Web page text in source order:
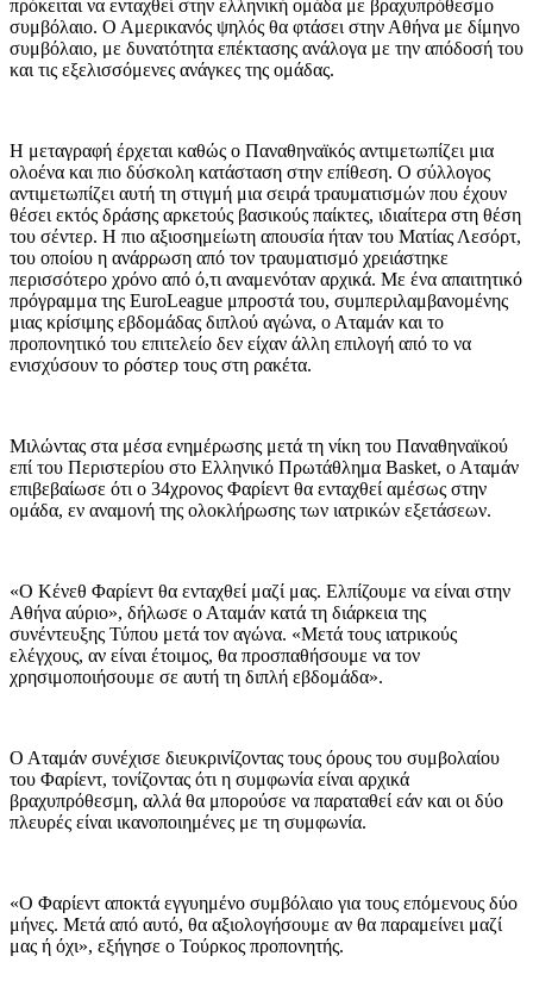
πρόκειται να ενταχθεί στην ελληνική ομάδα με βραχυπρόθεσμο
συμβόλαιο. Ο Αμερικανός ψηλός θα φτάσει στην Αθήνα με δίμηνο
συμβόλαιο, με δυνατότητα επέκτασης ανάλογα με την απόδοσή του
και τις εξελισσόμενες ανάγκες της ομάδας.
Η μεταγραφή έρχεται καθώς ο Παναθηναϊκός αντιμετωπίζει μια
ολοένα και πιο δύσκολη κατάσταση στην επίθεση. Ο σύλλογος
αντιμετωπίζει αυτή τη στιγμή μια σειρά τραυματισμών που έχουν
θέσει εκτός δράσης αρκετούς βασικούς παίκτες, ιδιαίτερα στη θέση
του σέντερ. Η πιο αξιοσημείωτη απουσία ήταν του Ματίας Λεσόρτ,
του οποίου η ανάρρωση από τον τραυματισμό χρειάστηκε
περισσότερο χρόνο από ό,τι αναμενόταν αρχικά. Με ένα απαιτητικό
πρόγραμμα της EuroLeague μπροστά του, συμπεριλαμβανομένης
μιας κρίσιμης εβδομάδας διπλού αγώνα, ο Αταμάν και το
προπονητικό του επιτελείο δεν είχαν άλλη επιλογή από το να
ενισχύσουν το ρόστερ τους στη ρακέτα.
Μιλώντας στα μέσα ενημέρωσης μετά τη νίκη του Παναθηναϊκού
επί του Περιστερίου στο Ελληνικό Πρωτάθλημα Basket, ο Αταμάν
επιβεβαίωσε ότι ο 34χρονος Φαρίεντ θα ενταχθεί αμέσως στην
ομάδα, εν αναμονή της ολοκλήρωσης των ιατρικών εξετάσεων.
«Ο Κένεθ Φαρίεντ θα ενταχθεί μαζί μας. Ελπίζουμε να είναι στην
Αθήνα αύριο», δήλωσε ο Αταμάν κατά τη διάρκεια της
συνέντευξης Τύπου μετά τον αγώνα. «Μετά τους ιατρικούς
ελέγχους, αν είναι έτοιμος, θα προσπαθήσουμε να τον
χρησιμοποιήσουμε σε αυτή τη διπλή εβδομάδα».
Ο Αταμάν συνέχισε διευκρινίζοντας τους όρους του συμβολαίου
του Φαρίεντ, τονίζοντας ότι η συμφωνία είναι αρχικά
βραχυπρόθεσμη, αλλά θα μπορούσε να παραταθεί εάν και οι δύο
πλευρές είναι ικανοποιημένες με τη συμφωνία.
«Ο Φαρίεντ αποκτά εγγυημένο συμβόλαιο για τους επόμενους δύο
μήνες. Μετά από αυτό, θα αξιολογήσουμε αν θα παραμείνει μαζί
μας ή όχι», εξήγησε ο Τούρκος προπονητής.